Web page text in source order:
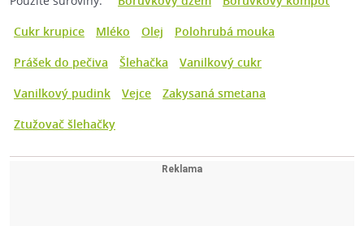
Cukr krupice
Mléko Olej
Polohrubá mouka
Prášek do pečiva
Šlehačka
Vanilkový cukr
Vanilkový pudink
Vejce
Zakysaná smetana
Ztužovač šlehačky